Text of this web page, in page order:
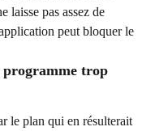
laisse pas assez de
peut bloquer le
trop
le plan qui en résulterait